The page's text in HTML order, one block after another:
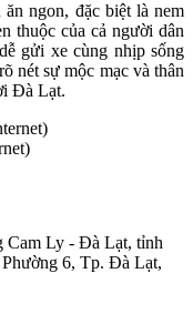
ngon, đặc biệt là nem
thuộc của cả người dân
gửi xe cùng nhịp sống
nét sự mộc mạc và thân
Đà Lạt.
Cam Ly - Đà Lạt, tỉnh
6, Tp. Đà Lạt,